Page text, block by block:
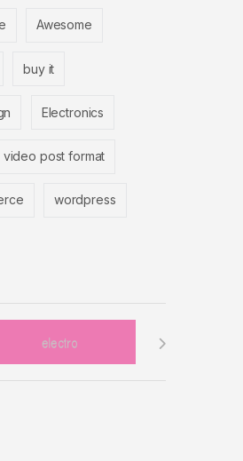
Awesome
buy it
Electronics
video post format
wordpress